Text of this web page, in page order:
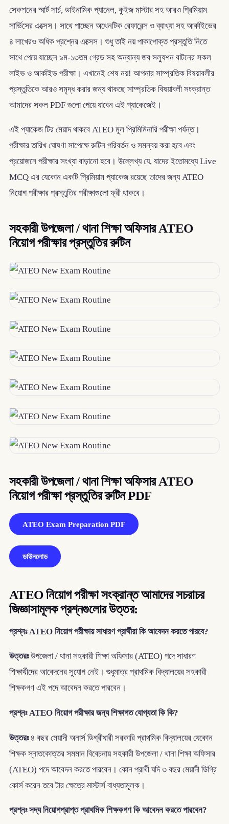
সেকশনের স্মার্ট সার্চ, ডাইনামিক প্যানেল, কুইজ মাস্টার সহ আরও প্রিমিয়াম
সার্ভিসের এক্সেস। সাথে পাচ্ছেন অথেনটিক রেফারেন্স ও ব্যাখ্যা সহ আর্কাইভের
৪ লাখেরও অধিক প্রশ্নের এক্সেস। শুধু তাই নয় পাকাপোক্ত প্রস্তুতি নিতে
সাথে পেয়ে যাচ্ছেন ৯ম-১৩তম গ্রেড সহ অন্যান্য জব সল্যুশন বাটনের সকল
লাইভ ও আর্কাইভ পরীক্ষা। এখানেই শেষ নয়! আপনার সাম্প্রতিক বিষয়াবলীর
প্রস্তুতিকে আরও সমৃদ্ধ করার জন্য থাকছে সাম্প্রতিক বিষয়াবলী সংক্রান্ত
আমাদের সকল PDF গুলো পেয়ে যাবেন এই প্যাকেজেই।
এই প্যাকেজ টির মেয়াদ থাকবে ATEO মূল প্রিমিমিনারি পরীক্ষা পর্যন্ত।
পরীক্ষার তারিখ ঘোষণা সাপেক্ষে রুটিন পরিবর্তন ও সমন্বয় করা হবে এবং
প্রয়োজনে পরীক্ষার সংখ্যা বাড়ানো হবে। উল্লেখ্য যে, যাদের ইতোমধ্যে Live
MCQ এর যেকোন একটি প্রিমিয়াম প্যাকেজ রয়েছে তাদের জন্য ATEO
নিয়োগ পরীক্ষার প্রস্তুতির পরীক্ষাগুলো ফ্রী থাকবে।
সহকারী উপজেলা / থানা শিক্ষা অফিসার ATEO
নিয়োগ পরীক্ষার প্রস্তুতির রুটিন
সহকারী উপজেলা / থানা শিক্ষা অফিসার ATEO
নিয়োগ পরীক্ষা প্রস্তুতির রুটিন PDF
ATEO Exam Preparation PDF
ডাউনলোড
ATEO নিয়োগ পরীক্ষা সংক্রান্ত আমাদের সচরাচর
জিজ্ঞাসামূলক প্রশ্নগুলোর উত্তর:
প্রশ্নঃ ATEO নিয়োগ পরীক্ষায় সাধারণ প্রার্থীরা কি আবেদন করতে পারবে?
উত্তরঃউপজেলা / থানা সহকারী শিক্ষা অফিসার (ATEO) পদে সাধারণ
শিক্ষার্থীদের আবেদনের সুযোগ নেই। শুধুমাত্র প্রাথমিক বিদ্যালয়ের সহকারী
শিক্ষকগণ এই পদে আবেদন করতে পারবেন।
প্রশ্নঃ ATEO নিয়োগ পরীক্ষার জন্য শিক্ষাগত যোগ্যতা কি কি?
উত্তরঃ৪ বছর মেয়াদী অনার্স ডিগ্রীধারী সরকারি প্রাথমিক বিদ্যালয়ের যেকোন
শিক্ষক স্নাতকোত্তর সমমান বিবেচনায় সহকারী উপজেলা / থানা শিক্ষা অফিসার
(ATEO) পদে আবেদন করতে পারবেন। কোন প্রার্থী যদি ৩ বছর মেয়াদী ডিগ্রি
কোর্স করেন তবে টার ক্ষেত্রে মাস্টার্স বাধ্যতামূলক।
প্রশ্নঃ সদ্য নিয়োগপ্রাপ্ত প্রাথমিক শিক্ষকগণ কি আবেদন করতে পারবেন?